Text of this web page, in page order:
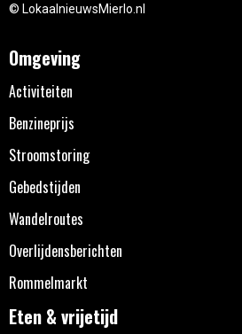
© LokaalnieuwsMierlo.nl
Omgeving
Activiteiten
Benzineprijs
Stroomstoring
Gebedstijden
Wandelroutes
Overlijdensberichten
Rommelmarkt
Eten & vrijetijd